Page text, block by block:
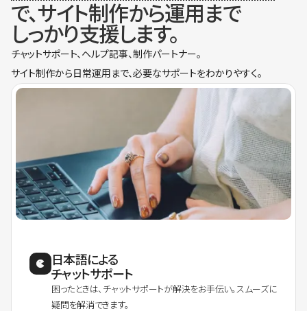
で、サイト制作から運用まで
しっかり支援します。
チャットサポート、ヘルプ記事、制作パートナー。
サイト制作から日常運用まで、必要なサポートをわかりやすく。
日本語による
チャットサポート
困ったときは、チャットサポートが解決をお手伝い。スムーズに
疑問を解消できます。